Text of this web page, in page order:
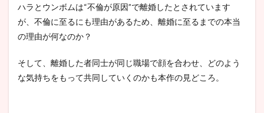
ハラとウンボムは“不倫が原因”で離婚したとされています
が、不倫に至るにも理由があるため、離婚に至るまでの本当
の理由が何なのか？
そして、離婚した者同士が同じ職場で顔を合わせ、どのよう
な気持ちをもって共同していくのかも本作の見どころ。